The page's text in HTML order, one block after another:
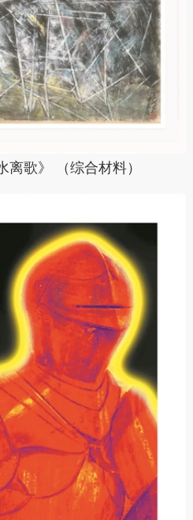
离歌》 （综合材料）